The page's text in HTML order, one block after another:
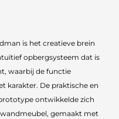
is het creatieve brein
opbergsysteem dat is
waarbij de functie
karakter. De praktische en
ontwikkelde zich
gemaakt met